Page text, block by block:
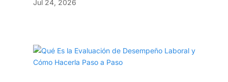
Jul 24, 2026